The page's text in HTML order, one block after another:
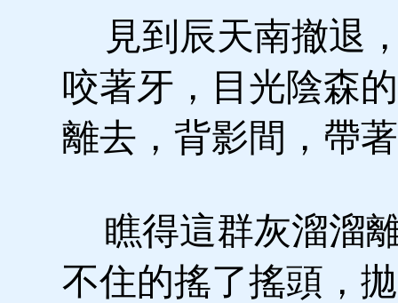
見到辰天南撤退
咬著牙，目光陰森
離去，背影間，帶
瞧得這群灰溜溜
不住的搖了搖頭，